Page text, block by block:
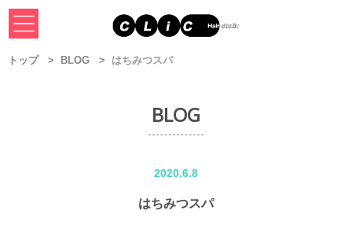
トップ BLOG はちみつスパ
BLOG
2020.6.8
はちみつスパ